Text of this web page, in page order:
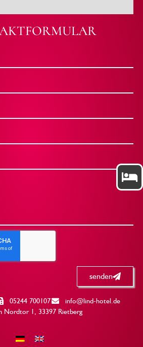
senden
05244 700107
info@lind-hotel.de
Nordtor 1, 33397 Rietberg